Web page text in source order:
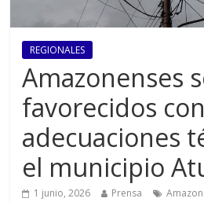
REGIONALES
Amazonenses
favorecidos con
adecuaciones
el municipio
1 junio, 2026 Prensa